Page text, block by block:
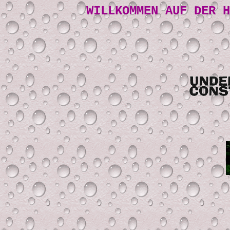
WILLKOMMEN AUF